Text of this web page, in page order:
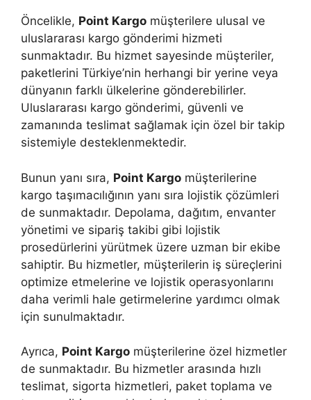
Öncelikle, Point Kargo müşterilere ulusal ve
uluslararası kargo gönderimi hizmeti
sunmaktadır. Bu hizmet sayesinde müşteriler,
paketlerini Türkiye’nin herhangi bir yerine veya
dünyanın farklı ülkelerine gönderebilirler.
Uluslararası kargo gönderimi, güvenli ve
zamanında teslimat sağlamak için özel bir takip
sistemiyle desteklenmektedir.
Bunun yanı sıra, Point Kargo müşterilerine
kargo taşımacılığının yanı sıra lojistik çözümleri
de sunmaktadır. Depolama, dağıtım, envanter
yönetimi ve sipariş takibi gibi lojistik
prosedürlerini yürütmek üzere uzman bir ekibe
sahiptir. Bu hizmetler, müşterilerin iş süreçlerini
optimize etmelerine ve lojistik operasyonlarını
daha verimli hale getirmelerine yardımcı olmak
için sunulmaktadır.
Ayrıca, Point Kargo müşterilerine özel hizmetler
de sunmaktadır. Bu hizmetler arasında hızlı
teslimat, sigorta hizmetleri, paket toplama ve